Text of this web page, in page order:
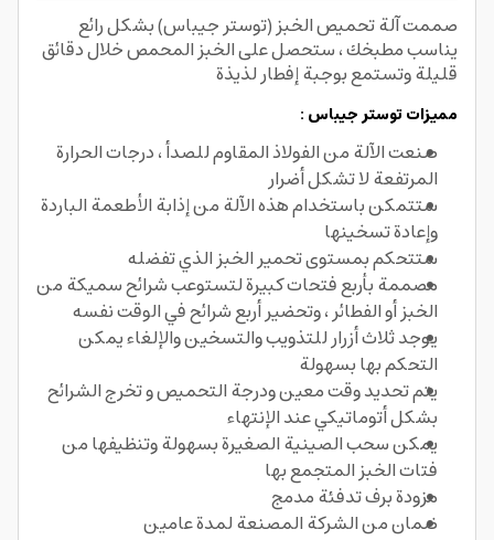
صممت آلة تحميص الخبز (توستر جيباس) بشكل رائع
يناسب مطبخك ، ستحصل على الخبز المحمص خلال دقائق
قليلة وتستمع بوجبة إفطار لذيذة
مميزات توستر جيباس :
صنعت الآلة من الفولاذ المقاوم للصدأ ، درجات الحرارة
المرتفعة لا تشكل أضرار
ستتمكن باستخدام هذه الآلة من إذابة الأطعمة الباردة
وإعادة تسخينها
ستتحكم بمستوى تحمير الخبز الذي تفضله
مصممة بأربع فتحات كبيرة لتستوعب شرائح سميكة من
الخبز أو الفطائر ، وتحضير أربع شرائح في الوقت نفسه
يوجد ثلاث أزرار للتذويب والتسخين والإلغاء يمكن
التحكم بها بسهولة
يتم تحديد وقت معين ودرجة التحميص و تخرج الشرائح
بشكل أتوماتيكي عند الإنتهاء
يمكن سحب الصينية الصغيرة بسهولة وتنظيفها من
فتات الخبز المتجمع بها
مزودة برف تدفئة مدمج
ضمان من الشركة المصنعة لمدة عامين